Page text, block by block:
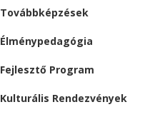
Továbbképzések
Élménypedagógia
Fejlesztő Program
Kulturális Rendezvények